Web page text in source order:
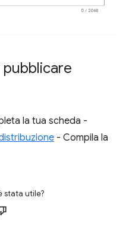
la tua scheda -
- Compila la
stata utile?